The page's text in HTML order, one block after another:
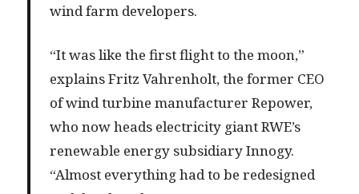
wind farm developers.
“It was like the first flight to the moon,”
explains Fritz Vahren­holt, the for­mer CEO
of wind tur­bine man­u­fac­tur­er Repow­er,
who now heads elec­tric­i­ty giant RWE’s
renew­able ener­gy sub­sidiary Inno­gy.
“Almost every­thing had to be redesigned